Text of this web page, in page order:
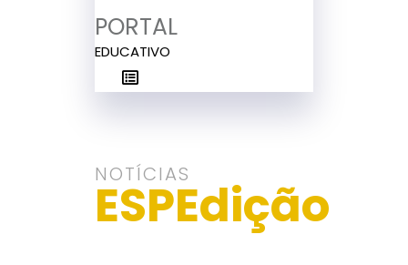
PORTAL
EDUCATIVO
NOTÍCIAS
ESPEdição